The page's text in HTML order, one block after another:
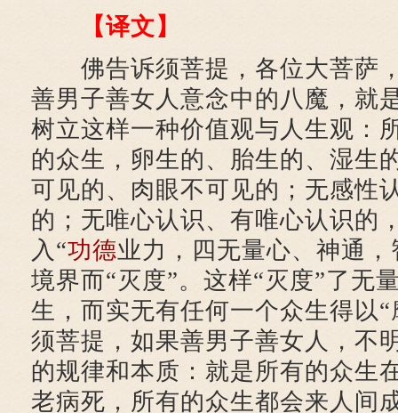
【译文】
佛告诉须菩提，各位大菩萨
善男子善女人意念中的八魔，就
树立这样一种价值观与人生观：
的众生，卵生的、胎生的、湿生
可见的、肉眼不可见的；无感性
的；无唯心认识、有唯心认识的
入“功德业力，四无量心、神通
境界而“灭度”。这样“灭度”了无
生，而实无有任何一个众生得以
须菩提，如果善男子善女人，不
的规律和本质：就是所有的众生
老病死，所有的众生都会来人间